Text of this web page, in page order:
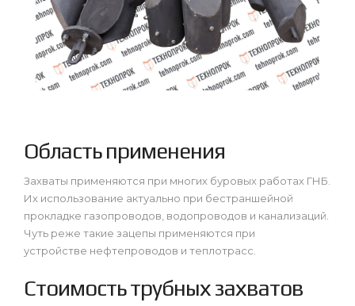
Область применения
Захваты применяются при многих буровых работах ГНБ.
Их использование актуально при бестраншейной
прокладке газопроводов, водопроводов и канализаций.
Чуть реже такие зацепы применяются при
устройстве нефтепроводов и теплотрасс.
Стоимость трубных захватов